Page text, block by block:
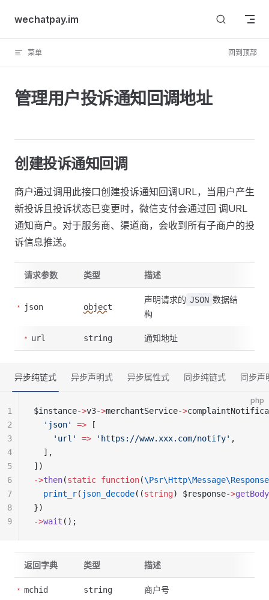
Skip to content
wechatpay.im
菜单 回到顶部
管理用户投诉通知回调地址
创建投诉通知回调
商户通过调用此接口创建投诉通知回调URL，当用户产生
新投诉且投诉状态已变更时，微信支付会通过回 调URL
通知商户。对于服务商、渠道商，会收到所有子商户的投
诉信息推送。
请求参数 类型 描述
json object
声明请求的 JSON 数据结
构
url string 通知地址
异步纯链式 异步声明式 异步属性式 同步纯链式 同步声
php
$instance->v3->merchantService->
  'json'
=> [
    'url'
=> 'https://www.xxx.com/notify' ,
  ],
])
->then(static function(
  print_r
( json_decode((string) $response->getBody
})
->wait ();
1
2
3
4
5
6
7
8
9
返回字典 类型 描述
mchid string 商户号